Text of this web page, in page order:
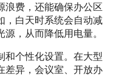
浪费，还能确保办公区
，白天时系统会自动减
，从而降低用电量。
和个性化设置。在大型
差异，会议室、开放办